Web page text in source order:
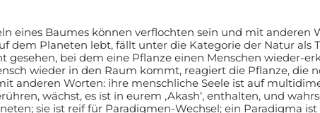
eines Baumes können verflochten sein und mit anderen
dem Planeten lebt, fällt unter die Kategorie der Natur als
bei dem eine Pflanze einen Menschen wieder-
wieder in den Raum kommt, reagiert die Pflanze, die
anderen Worten: ihre menschliche Seele ist auf
wächst, es ist in eurem ‚Akash‘, enthalten, und
sie ist reif für Paradigmen-Wechsel; ein Paradigma